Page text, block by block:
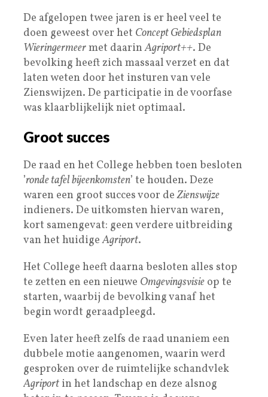
De afgelopen twee jaren is er heel veel te
doen geweest over het Concept Gebiedsplan
Wieringermeermet daarinAgriport++. De
bevolking heeft zich massaal verzet en dat
laten weten door het insturen van vele
Zienswijzen. De participatie in de voorfase
was klaarblijkelijk niet optimaal.
Groot succes
De raad en het College hebben toen besloten
’ronde tafel bijeenkomsten’ te houden. Deze
waren een groot succes voor deZienswijze
indieners. De uitkomsten hiervan waren,
kort samengevat: geen verdere uitbreiding
van het huidigeAgriport.
Het College heeft daarna besloten alles stop
te zetten en een nieuwe Omgevingsvisie op te
starten, waarbij de bevolking vanaf het
begin wordt geraadpleegd.
Even later heeft zelfs de raad unaniem een
dubbele motie aangenomen, waarin werd
gesproken over de ruimtelijke schandvlek
Agriport in het landschap en deze alsnog